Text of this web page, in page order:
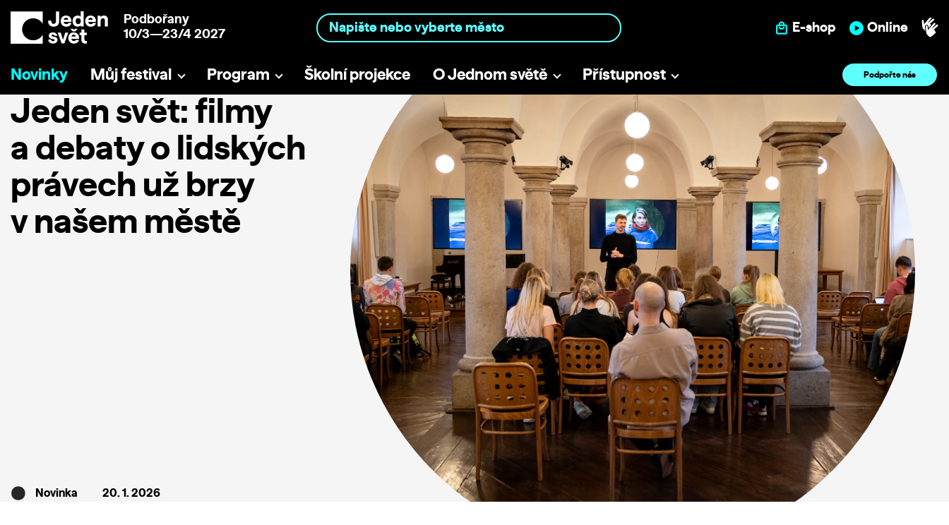
Podbořany
10/3—23/4 2027
E-shop Online
Novinky Můj festival Program Školní projekce O Jednom světě Přístupnost Podpořte nás
Jeden svět: filmy
a debaty o lidských
právech už brzy
v našem městě
Novinka 20. 1. 2026